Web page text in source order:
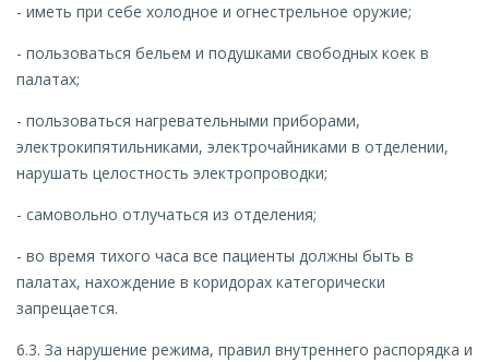
- иметь при себе холодное и огнестрельное оружие;
- пользоваться бельем и подушками свободных коек в
палатах;
- пользоваться нагревательными приборами,
электрокипятильниками, электрочайниками в отделении,
нарушать целостность электропроводки;
- самовольно отлучаться из отделения;
- во время тихого часа все пациенты должны быть в
палатах, нахождение в коридорах категорически
запрещается.
6.3. За нарушение режима, правил внутреннего распорядка и